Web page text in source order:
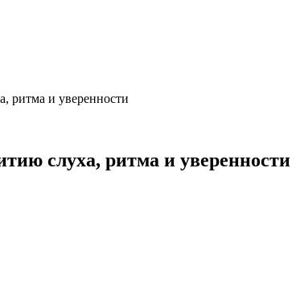
ритма и уверенности
слуха, ритма и уверенности